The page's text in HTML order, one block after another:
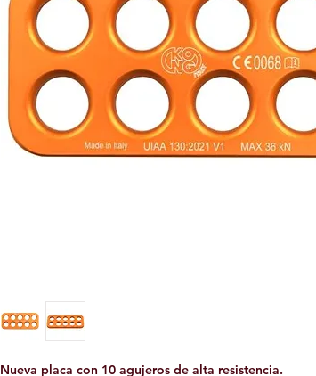
Nueva placa con 10 agujeros de alta resistencia.